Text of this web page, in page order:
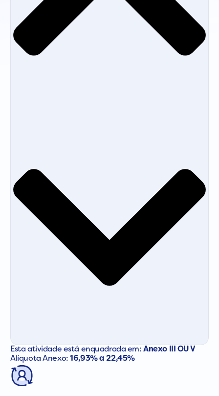
Esta atividade está enquadrada em:Anexo III OU V
Alíquota Anexo:16,93% a 22,45%